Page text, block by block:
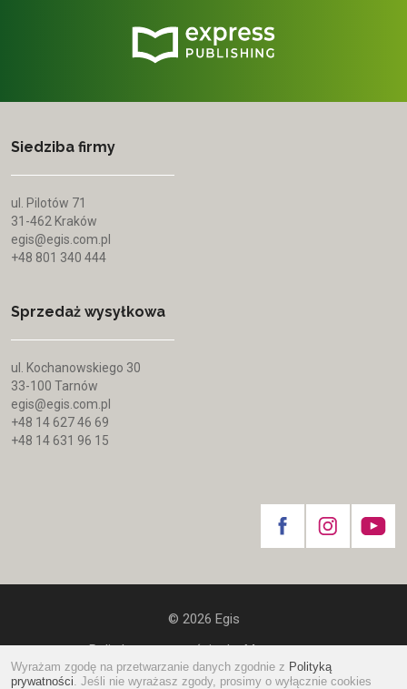
Siedziba firmy
ul. Pilotów 71
31-462 Kraków
egis@egis.com.pl
+48 801 340 444
Sprzedaż wysyłkowa
ul. Kochanowskiego 30
33-100 Tarnów
egis@egis.com.pl
+48 14 627 46 69
+48 14 631 96 15
© 2026 Egis
Polityka prywatności
|
Mapa strony
website bytomami.pl
Wyrażam zgodę na przetwarzanie danych zgodnie z Polityką
prywatności. Jeśli nie wyrażasz zgody, prosimy o wyłącznie cookies